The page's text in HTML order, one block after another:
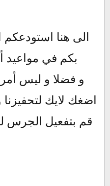
الى هنا استودعكم
و فضلا و ليس
اضغك لايك